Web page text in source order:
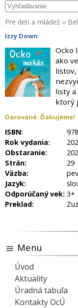
Pre deti a mládež ››
Izzy Down
Ocko
ako
listy
ktorý
Darované. Ďakujeme!
ISBN:
Rok vydania:
Obstaranie:
Strán:
29
Väzba:
Jazyk:
Odporúčaný vek: 3+
Preklad:
Menu
Úvod
Aktuality
Úradná tabuľa
Kontakty OcÚ